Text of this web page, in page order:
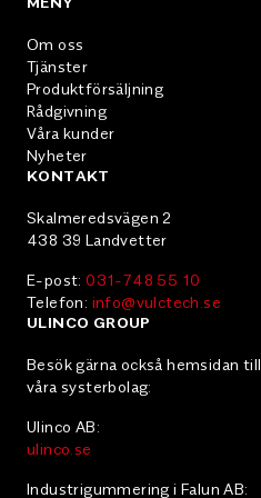
MENY
Om oss
Tjänster
Produktförsäljning
Rådgivning
Våra kunder
Nyheter
KONTAKT
Skalmeredsvägen 2
438 39 Landvetter
E-post:031-748 55 10
Telefon: info@vulctech.se
ULINCO GROUP
Besök gärna också hemsidan till
våra systerbolag:
Ulinco AB:
ulinco.se
Industrigummering i Falun AB: